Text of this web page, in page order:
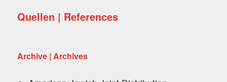
Quellen | References
Archive | Archives